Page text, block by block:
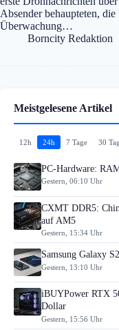
Absender behaupteten,
Überwachung…
Borncity Redaktion
Meistgelesene Artikel
12h 24h 7 Tage 30
PC-Hardware:
Gestern, 06:10 Uhr
CXMT DDR5:
auf AM5
Gestern, 15:34 Uhr
Samsung Galaxy
Gestern, 13:10 Uhr
iBUYPower RTX
Dollar
Gestern, 15:56 Uhr